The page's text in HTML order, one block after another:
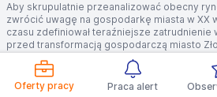
Oferty pracy Praca alert
Aby skrupulatnie przeanalizować obecny
zwrócić uwagę na gospodarkę miasta w XX
czasu zdefiniował teraźniejsze
przed transformacją gospodarczą miasto
ośrodkiem przemysłu. Miejscowość
lekkim oraz ceramice budowlanej –
szukać, wystarczy zwrócić uwagę na fakt, iż